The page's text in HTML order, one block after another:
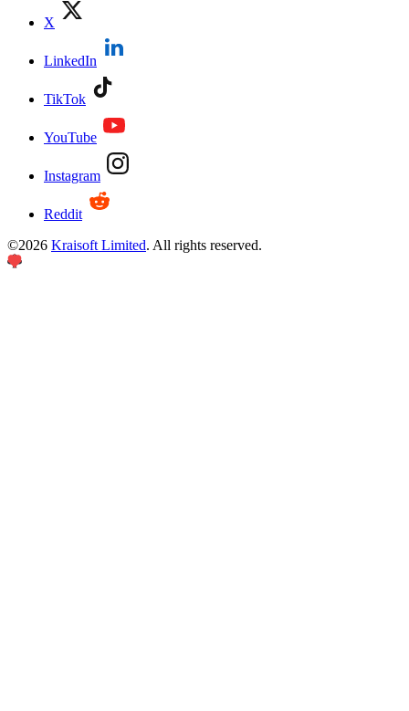
X
LinkedIn
TikTok
YouTube
Instagram
Reddit
©2026 Kraisoft Limited. All rights reserved.